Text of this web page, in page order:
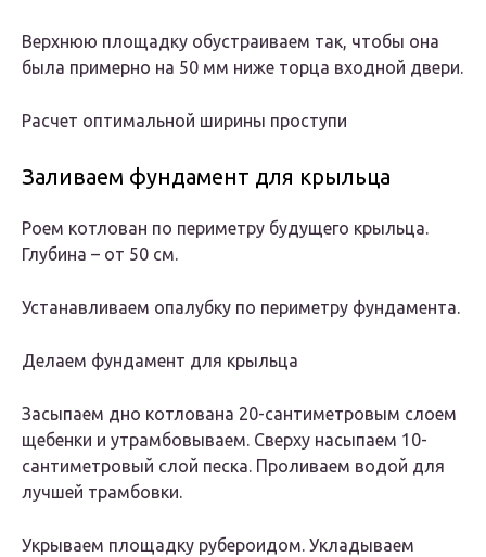
Верхнюю площадку обустраиваем так, чтобы она
была примерно на 50 мм ниже торца входной двери.
Расчет оптимальной ширины проступи
Заливаем фундамент для крыльца
Роем котлован по периметру будущего крыльца.
Глубина – от 50 см.
Устанавливаем опалубку по периметру фундамента.
Делаем фундамент для крыльца
Засыпаем дно котлована 20-сантиметровым слоем
щебенки и утрамбовываем. Сверху насыпаем 10-
сантиметровый слой песка. Проливаем водой для
лучшей трамбовки.
Укрываем площадку рубероидом. Укладываем